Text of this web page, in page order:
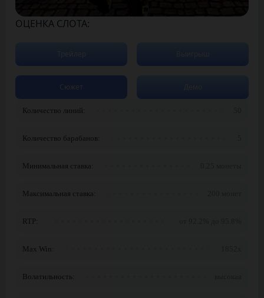
ОЦЕНКА СЛОТА:
Количество линий:
Количество барабанов:
Минимальная ставка:
Максимальная ставка:
RTP:
Max Win:
Волатильность:
Сюжет